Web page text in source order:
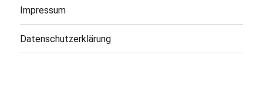
Impressum
Datenschutzerklärung